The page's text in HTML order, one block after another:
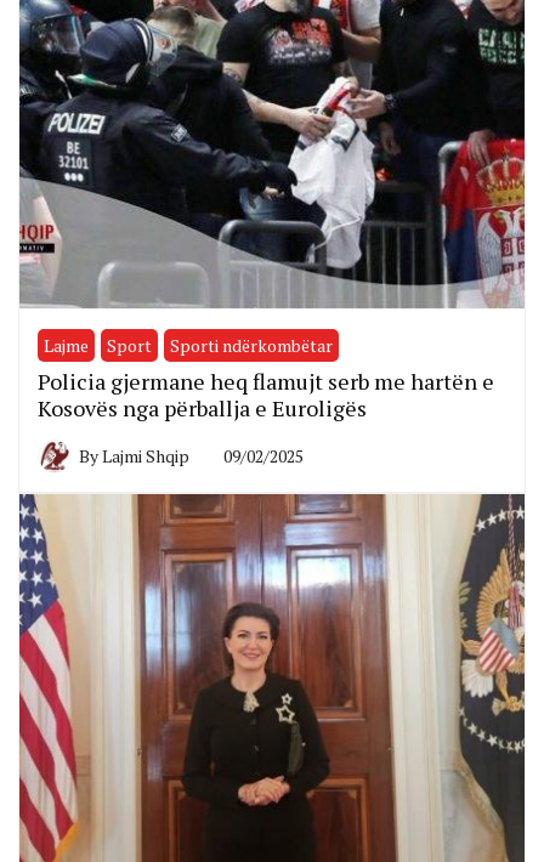
Lajme Sport Sporti ndërkombëtar
Policia gjermane heq flamujt serb me hartën e
Kosovës nga përballja e Euroligës
ByLajmi Shqip 09/02/2025